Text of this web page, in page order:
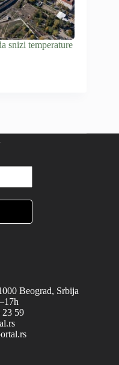
snizi temperature
Beograd, Srbija
23 59